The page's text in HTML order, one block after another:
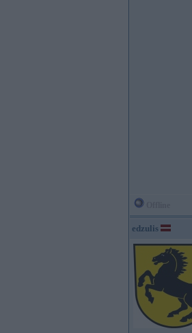
edzulis